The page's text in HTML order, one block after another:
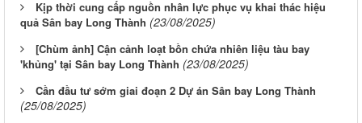
Kịp thời cung cấp nguồn nhân lực phục vụ khai thác hiệu
quả Sân bay Long Thành (23/08/2025)
[Chùm ảnh] Cận cảnh loạt bồn chứa nhiên liệu tàu bay
'khủng' tại Sân bay Long Thành (23/08/2025)
Cần đầu tư sớm giai đoạn 2 Dự án Sân bay Long Thành
(25/08/2025)